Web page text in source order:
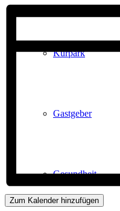
Kurpark
Gastgeber
Gesundheit
Zum Kalender hinzufügen